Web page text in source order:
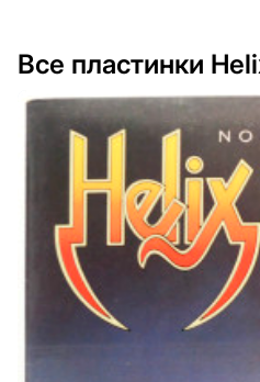
Все пластинки